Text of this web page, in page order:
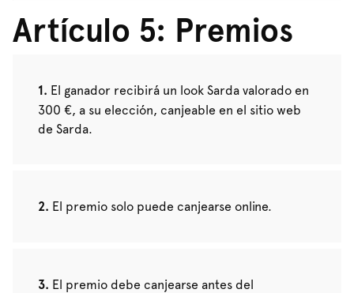
Artículo 5: Premios
El ganador recibirá un look Sarda valorado en
300 €, a su elección, canjeable en el sitio web
de Sarda.
El premio solo puede canjearse online.
El premio debe canjearse antes del